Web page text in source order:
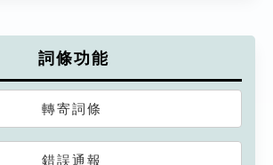
詞條功能
轉寄詞條
錯誤通報